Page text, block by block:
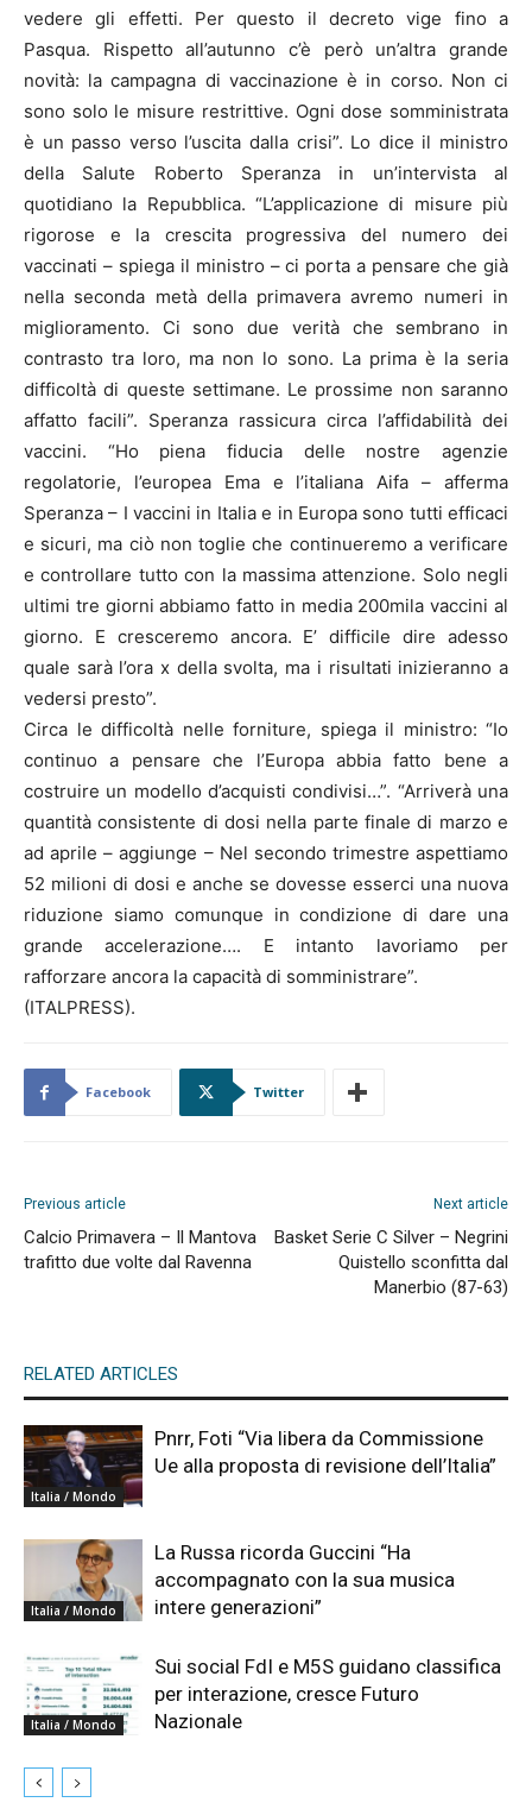
vedere gli effetti. Per questo il decreto vige fino a
Pasqua. Rispetto all’autunno c’è però un’altra grande
novità: la campagna di vaccinazione è in corso. Non ci
sono solo le misure restrittive. Ogni dose somministrata
è un passo verso l’uscita dalla crisi”. Lo dice il ministro
della Salute Roberto Speranza in un’intervista al
quotidiano la Repubblica. “L’applicazione di misure più
rigorose e la crescita progressiva del numero dei
vaccinati – spiega il ministro – ci porta a pensare che già
nella seconda metà della primavera avremo numeri in
miglioramento. Ci sono due verità che sembrano in
contrasto tra loro, ma non lo sono. La prima è la seria
difficoltà di queste settimane. Le prossime non saranno
affatto facili”. Speranza rassicura circa l’affidabilità dei
vaccini. “Ho piena fiducia delle nostre agenzie
regolatorie, l’europea Ema e l’italiana Aifa – afferma
Speranza – I vaccini in Italia e in Europa sono tutti efficaci
e sicuri, ma ciò non toglie che continueremo a verificare
e controllare tutto con la massima attenzione. Solo negli
ultimi tre giorni abbiamo fatto in media 200mila vaccini al
giorno. E cresceremo ancora. E’ difficile dire adesso
quale sarà l’ora x della svolta, ma i risultati inizieranno a
vedersi presto”.
Circa le difficoltà nelle forniture, spiega il ministro: “Io
continuo a pensare che l’Europa abbia fatto bene a
costruire un modello d’acquisti condivisi…”. “Arriverà una
quantità consistente di dosi nella parte finale di marzo e
ad aprile – aggiunge – Nel secondo trimestre aspettiamo
52 milioni di dosi e anche se dovesse esserci una nuova
riduzione siamo comunque in condizione di dare una
grande accelerazione…. E intanto lavoriamo per
rafforzare ancora la capacità di somministrare”.
(ITALPRESS).
Facebook Twitter
Previous article
Calcio Primavera – Il Mantova
trafitto due volte dal Ravenna
Next article
Basket Serie C Silver – Negrini
Quistello sconfitta dal
Manerbio (87-63)
RELATED ARTICLES
Italia / Mondo
Pnrr, Foti “Via libera da Commissione
Ue alla proposta di revisione dell’Italia”
Italia / Mondo
La Russa ricorda Guccini “Ha
accompagnato con la sua musica
intere generazioni”
Italia / Mondo
Sui social FdI e M5S guidano classifica
per interazione, cresce Futuro
Nazionale